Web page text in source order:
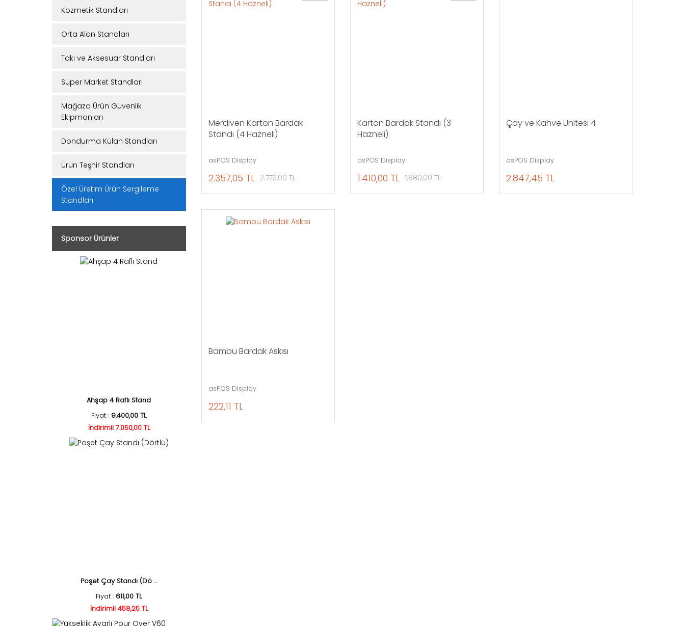
Kozmetik Standları
Orta Alan Standları
Takı ve Aksesuar Standları
Süper Market Standları
Mağaza Ürün Güvenlik
Ekipmanları
Dondurma Külah Standları
Ürün Teşhir Standları
Özel Üretim Ürün Sergileme
Standları
Sponsor Ürünler
Ahşap 4 Raflı Stand
Fiyat : 9.400,00 TL
İndirimli 7.050,00 TL
Poşet Çay Standı (Dö ...
Fiyat : 611,00 TL
İndirimli 458,25 TL
Merdiven Karton Bardak
Standı (4 Hazneli)
asPOS Display
2.357,05 TL 2.773,00 TL
Karton Bardak Standı (3
Hazneli)
asPOS Display
1.410,00 TL 1.880,00 TL
Çay ve Kahve Ünitesi 4
asPOS Display
2.847,45 TL
Bambu Bardak Askısı
asPOS Display
222,11 TL